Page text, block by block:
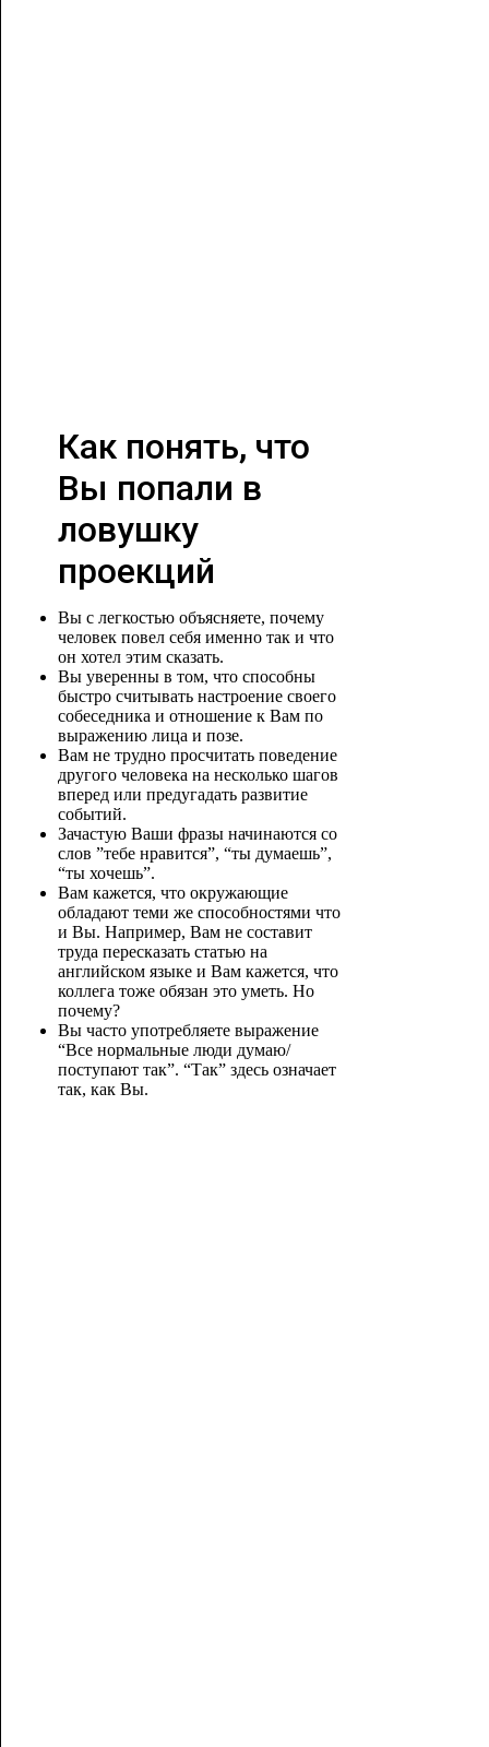
Как понять, что
Вы попали в
ловушку
проекций
Вы с легкостью объясняете, почему
человек повел себя именно так и что
он хотел этим сказать.
Вы уверенны в том, что способны
быстро считывать настроение своего
собеседника и отношение к Вам по
выражению лица и позе.
Вам не трудно просчитать поведение
другого человека на несколько шагов
вперед или предугадать развитие
событий.
Зачастую Ваши фразы начинаются со
слов ”тебе нравится”, “ты думаешь”,
“ты хочешь”.
Вам кажется, что окружающие
обладают теми же способностями что
и Вы. Например, Вам не составит
труда пересказать статью на
английском языке и Вам кажется, что
коллега тоже обязан это уметь. Но
почему?
Вы часто употребляете выражение
“Все нормальные люди думаю/
поступают так”. “Так” здесь означает
так, как Вы.